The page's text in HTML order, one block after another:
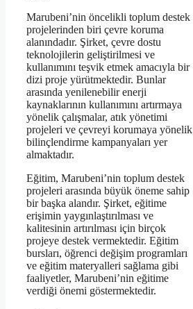
Marubeni’nin öncelikli toplum destek
projelerinden biri çevre koruma
alanındadır. Şirket, çevre dostu
teknolojilerin geliştirilmesi ve
kullanımını teşvik etmek amacıyla bir
dizi proje yürütmektedir. Bunlar
arasında yenilenebilir enerji
kaynaklarının kullanımını artırmaya
yönelik çalışmalar, atık yönetimi
projeleri ve çevreyi korumaya yönelik
bilinçlendirme kampanyaları yer
almaktadır.
Eğitim, Marubeni’nin toplum destek
projeleri arasında büyük öneme sahip
bir başka alandır. Şirket, eğitime
erişimin yaygınlaştırılması ve
kalitesinin artırılması için birçok
projeye destek vermektedir. Eğitim
bursları, öğrenci değişim programları
ve eğitim materyalleri sağlama gibi
faaliyetler, Marubeni’nin eğitime
verdiği önemi göstermektedir.